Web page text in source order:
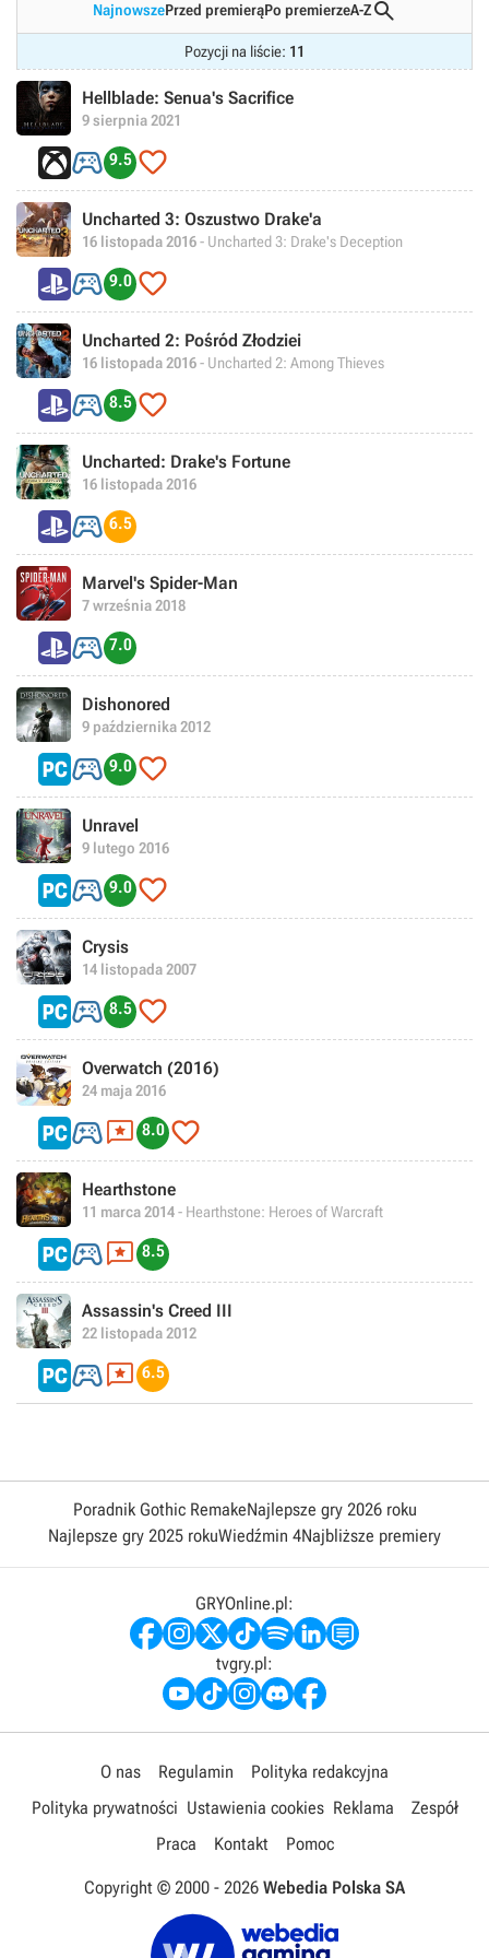
NajnowszePrzed premierąPo premierzeA-Z
Pozycji na liście: 11
Hellblade: Senua's Sacrifice
9 sierpnia 2021
 9.5 
Uncharted 3: Oszustwo Drake'a
16 listopada 2016- Uncharted 3: Drake's Deception
 9.0 
Uncharted 2: Pośród Złodziei
16 listopada 2016- Uncharted 2: Among Thieves
 8.5 
Uncharted: Drake's Fortune
16 listopada 2016
 6.5
Marvel's Spider-Man
7 września 2018
 7.0
Dishonored
9 października 2012
 9.0 
Unravel
9 lutego 2016
 9.0 
Crysis
14 listopada 2007
 8.5 
Overwatch (2016)
24 maja 2016
 8.0 
Hearthstone
11 marca 2014- Hearthstone: Heroes of Warcraft
 8.5
Assassin's Creed III
22 listopada 2012
 6.5
Poradnik Gothic RemakeNajlepsze gry 2026 roku
Najlepsze gry 2025 rokuWiedźmin 4Najbliższe premiery
GRYOnline.pl:
tvgry.pl:
O nas Regulamin
Polityka redakcyjna
Polityka prywatności Ustawienia cookies Reklama
Zespół
Praca
Kontakt Pomoc
Copyright © 2000 - 2026 Webedia Polska SA